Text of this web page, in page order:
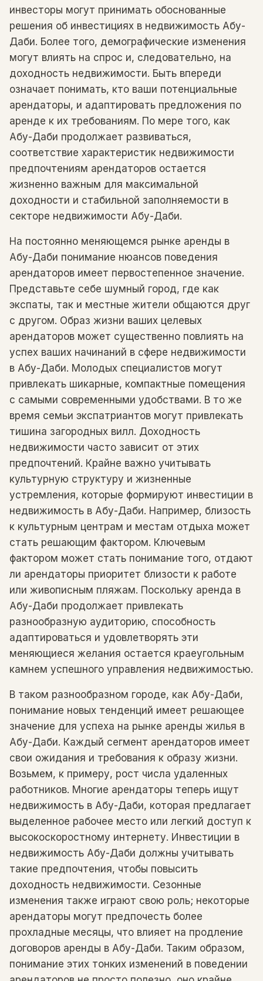
инвесторы могут принимать обоснованные
решения об инвестициях в недвижимость Абу-
Даби. Более того, демографические изменения
могут влиять на спрос и, следовательно, на
доходность недвижимости. Быть впереди
означает понимать, кто ваши потенциальные
арендаторы, и адаптировать предложения по
аренде к их требованиям. По мере того, как
Абу-Даби продолжает развиваться,
соответствие характеристик недвижимости
предпочтениям арендаторов остается
жизненно важным для максимальной
доходности и стабильной заполняемости в
секторе недвижимости Абу-Даби.
На постоянно меняющемся рынке аренды в
Абу-Даби понимание нюансов поведения
арендаторов имеет первостепенное значение.
Представьте себе шумный город, где как
экспаты, так и местные жители общаются друг
с другом. Образ жизни ваших целевых
арендаторов может существенно повлиять на
успех ваших начинаний в сфере недвижимости
в Абу-Даби. Молодых специалистов могут
привлекать шикарные, компактные помещения
с самыми современными удобствами. В то же
время семьи экспатриантов могут привлекать
тишина загородных вилл. Доходность
недвижимости часто зависит от этих
предпочтений. Крайне важно учитывать
культурную структуру и жизненные
устремления, которые формируют инвестиции в
недвижимость в Абу-Даби. Например, близость
к культурным центрам и местам отдыха может
стать решающим фактором. Ключевым
фактором может стать понимание того, отдают
ли арендаторы приоритет близости к работе
или живописным пляжам. Поскольку аренда в
Абу-Даби продолжает привлекать
разнообразную аудиторию, способность
адаптироваться и удовлетворять эти
меняющиеся желания остается краеугольным
камнем успешного управления недвижимостью.
В таком разнообразном городе, как Абу-Даби,
понимание новых тенденций имеет решающее
значение для успеха на рынке аренды жилья в
Абу-Даби. Каждый сегмент арендаторов имеет
свои ожидания и требования к образу жизни.
Возьмем, к примеру, рост числа удаленных
работников. Многие арендаторы теперь ищут
недвижимость в Абу-Даби, которая предлагает
выделенное рабочее место или легкий доступ к
высокоскоростному интернету. Инвестиции в
недвижимость Абу-Даби должны учитывать
такие предпочтения, чтобы повысить
доходность недвижимости. Сезонные
изменения также играют свою роль; некоторые
арендаторы могут предпочесть более
прохладные месяцы, что влияет на продление
договоров аренды в Абу-Даби. Таким образом,
понимание этих тонких изменений в поведении